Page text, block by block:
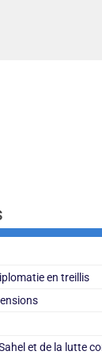
en treillis
et de la lutte